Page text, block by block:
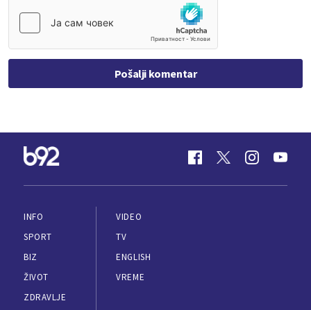
Pošalji komentar
INFO
SPORT
BIZ
ŽIVOT
ZDRAVLJE
VIDEO
TV
ENGLISH
VREME